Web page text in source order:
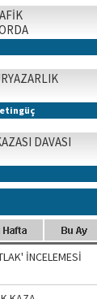
DAVASI
İNCELEMESİ